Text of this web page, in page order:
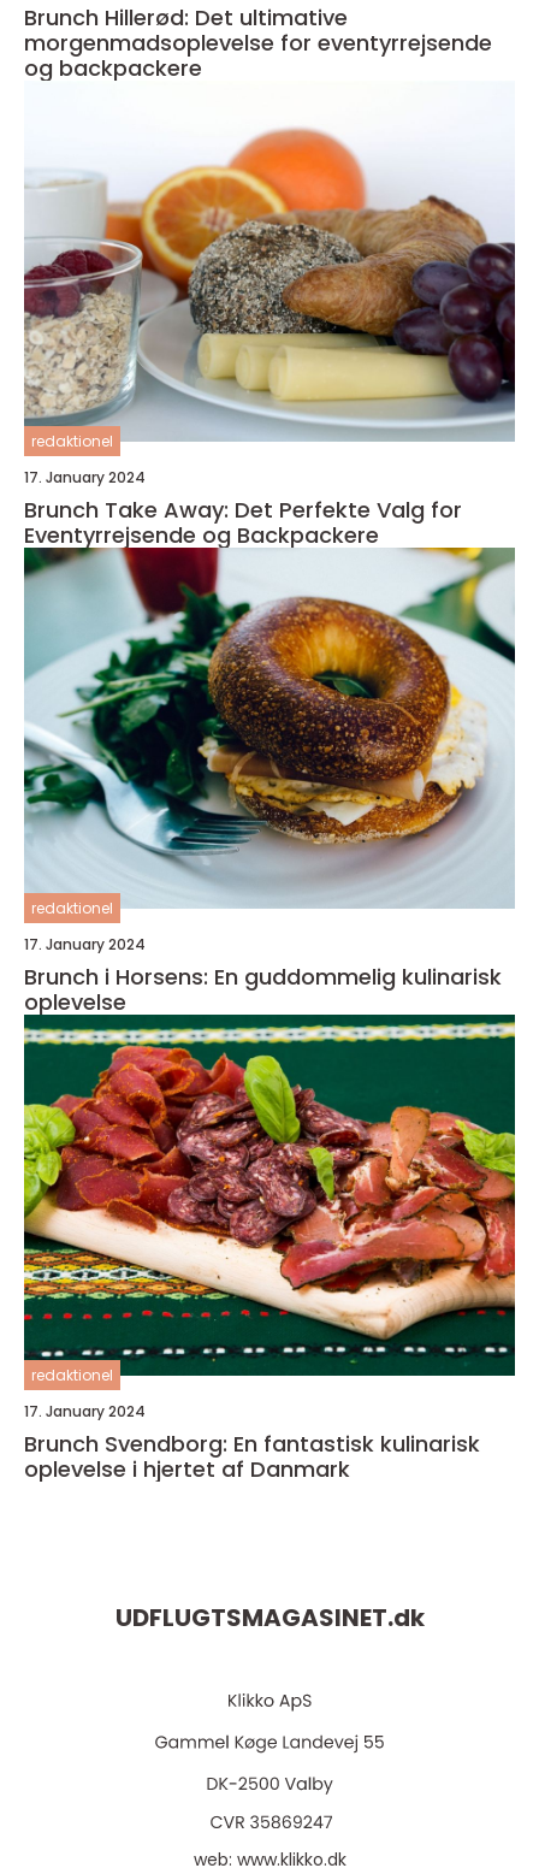
Brunch Hillerød: Det ultimative
morgenmadsoplevelse for eventyrrejsende
og backpackere
redaktionel
17. January 2024
Brunch Take Away: Det Perfekte Valg for
Eventyrrejsende og Backpackere
redaktionel
17. January 2024
Brunch i Horsens: En guddommelig kulinarisk
oplevelse
redaktionel
17. January 2024
Brunch Svendborg: En fantastisk kulinarisk
oplevelse i hjertet af Danmark
UDFLUGTSMAGASINET.dk
web: www.klikko.dk